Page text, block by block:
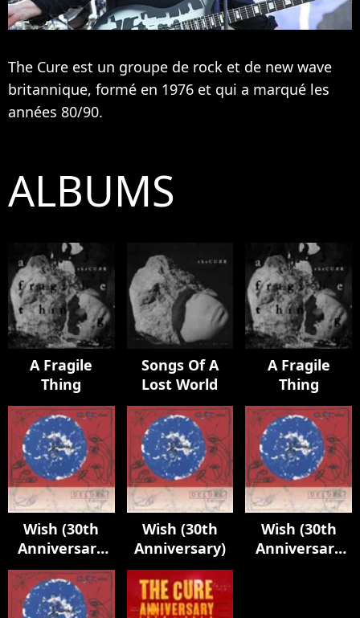
The Cure est un groupe de rock et de new wave
britannique, formé en 1976 et qui a marqué les
années 80/90.
ALBUMS
A Fragile
Thing
Songs Of A
Lost World
A Fragile
Thing
Wish (30th
Anniversary
Edition)
Wish (30th
Anniversary)
Wish (30th
Anniversary